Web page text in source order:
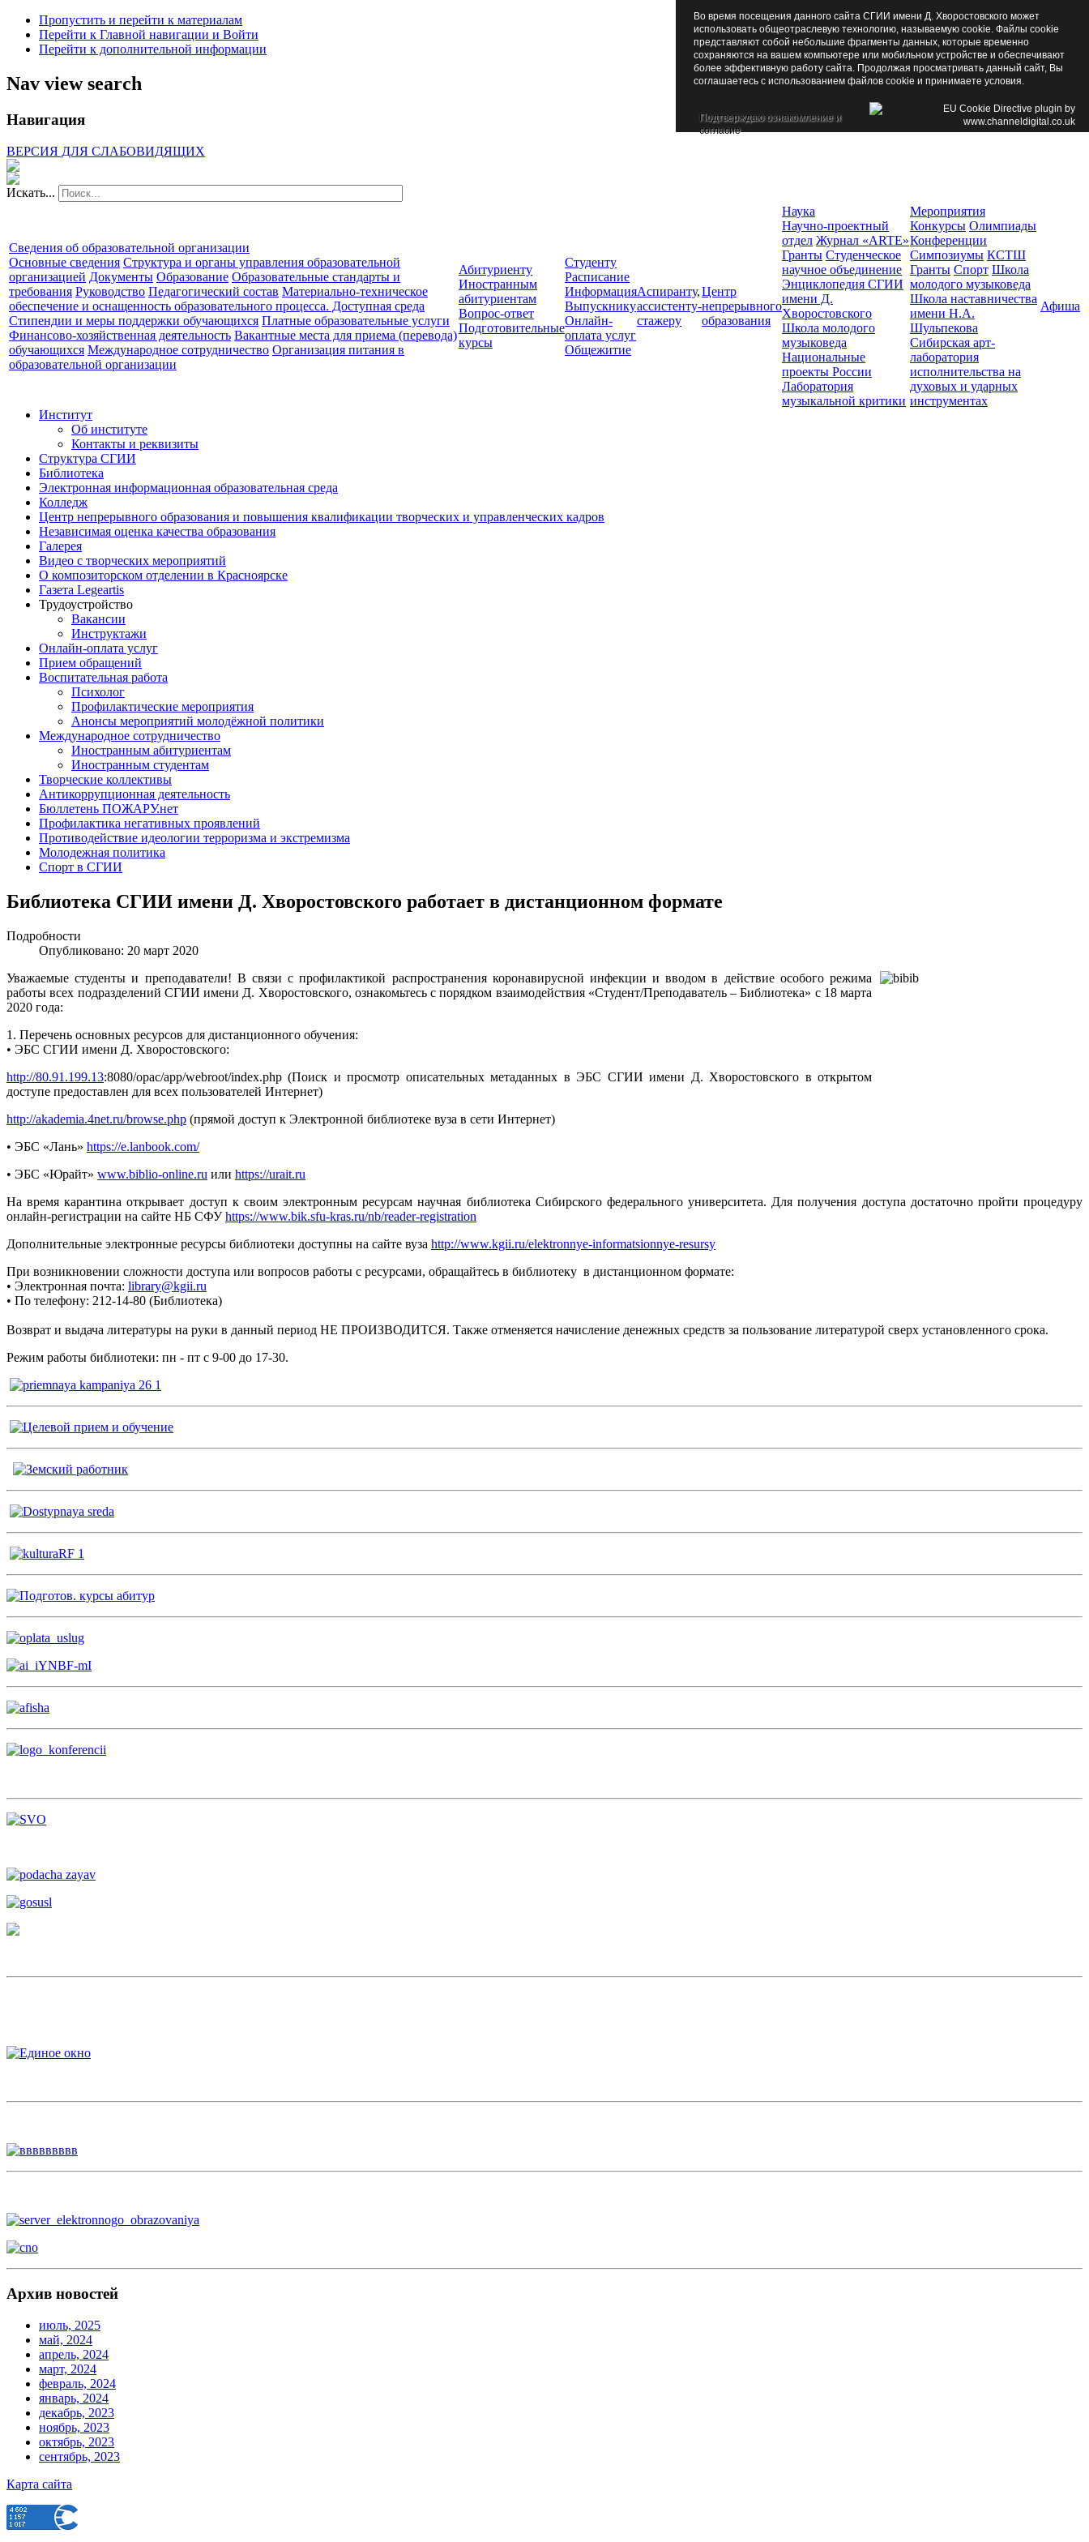
Пропустить и перейти к материалам
Перейти к Главной навигации и Войти
Перейти к дополнительной информации
Nav view search
Навигация
ВЕРСИЯ ДЛЯ СЛАБОВИДЯЩИХ
Искать...
Сведения об образовательной организации
Основные сведения Структура и органы управления образовательной
организацией Документы Образование Образовательные стандарты и
требования Руководство Педагогический состав Материально-техническое
обеспечение и оснащенность образовательного процесса. Доступная среда
Стипендии и меры поддержки обучающихся Платные образовательные услуги
Финансово-хозяйственная деятельность Вакантные места для приема (перевода)
обучающихся Международное сотрудничество Организация питания в
образовательной организации
Абитуриенту
Иностранным
абитуриентам
Вопрос-ответ
Подготовительные
курсы
Студенту
Расписание
Информация
Выпускнику
Онлайн-
оплата услуг
Общежитие
Аспиранту,
ассистенту-
стажеру
Центр
непрерывного
образования
Наука
Научно-проектный
отдел Журнал «ARTE»
Гранты Студенческое
научное объединение
Энциклопедия СГИИ
имени Д.
Хворостовского
Школа молодого
музыковеда
Национальные
проекты России
Лаборатория
музыкальной критики
Мероприятия
Конкурсы Олимпиады
Конференции
Симпозиумы КСТШ
Гранты Спорт Школа
молодого музыковеда
Школа наставничества
имени Н.А.
Шульпекова
Сибирская арт-
лаборатория
исполнительства на
духовых и ударных
инструментах
Афиша
Институт
Об институте
Контакты и реквизиты
Структура СГИИ
Библиотека
Электронная информационная образовательная среда
Колледж
Центр непрерывного образования и повышения квалификации творческих и управленческих кадров
Независимая оценка качества образования
Галерея
Видео с творческих мероприятий
О композиторском отделении в Красноярске
Газета Legeartis
Трудоустройство
Вакансии
Инструктажи
Онлайн-оплата услуг
Прием обращений
Воспитательная работа
Психолог
Профилактические мероприятия
Анонсы мероприятий молодёжной политики
Международное сотрудничество
Иностранным абитуриентам
Иностранным студентам
Творческие коллективы
Антикоррупционная деятельность
Бюллетень ПОЖАРУ.нет
Профилактика негативных проявлений
Противодействие идеологии терроризма и экстремизма
Молодежная политика
Спорт в СГИИ
Библиотека СГИИ имени Д. Хворостовского работает в дистанционном формате
Подробности
Опубликовано: 20 март 2020
Уважаемые студенты и преподаватели! В связи с профилактикой распространения коронавирусной инфекции и вводом в действие особого режима
работы всех подразделений СГИИ имени Д. Хворостовского, ознакомьтесь с порядком взаимодействия «Студент/Преподаватель – Библиотека» с 18 марта
2020 года:
1. Перечень основных ресурсов для дистанционного обучения:
• ЭБС СГИИ имени Д. Хворостовского:
http://80.91.199.13:8080/opac/app/webroot/index.php (Поиск и просмотр описательных метаданных в ЭБС СГИИ имени Д. Хворостовского в открытом
доступе предоставлен для всех пользователей Интернет)
http://akademia.4net.ru/browse.php (прямой доступ к Электронной библиотеке вуза в сети Интернет)
• ЭБС «Лань» https://e.lanbook.com/
• ЭБС «Юрайт» www.biblio-online.ru или https://urait.ru
На время карантина открывает доступ к своим электронным ресурсам научная библиотека Сибирского федерального университета. Для получения доступа достаточно пройти процедуру
онлайн-регистрации на сайте НБ СФУhttps://www.bik.sfu-kras.ru/nb/reader-registration
Дополнительные электронные ресурсы библиотеки доступны на сайте вуза http://www.kgii.ru/elektronnye-informatsionnye-resursy
При возникновении сложности доступа или вопросов работы с ресурсами, обращайтесь в библиотеку в дистанционном формате:
• Электронная почта: library@kgii.ru
• По телефону: 212-14-80 (Библиотека)
Возврат и выдача литературы на руки в данный период НЕ ПРОИЗВОДИТСЯ. Также отменяется начисление денежных средств за пользование литературой сверх установленного срока.
Режим работы библиотеки: пн - пт с 9-00 до 17-30.
Архив новостей
июль, 2025
май, 2024
апрель, 2024
март, 2024
февраль, 2024
январь, 2024
декабрь, 2023
ноябрь, 2023
октябрь, 2023
сентябрь, 2023
Карта сайта
Во время посещения данного сайта СГИИ имени Д. Хворостовского может
использовать общеотраслевую технологию, называемую cookie. Файлы cookie
представляют собой небольшие фрагменты данных, которые временно
сохраняются на вашем компьютере или мобильном устройстве и обеспечивают
более эффективную работу сайта. Продолжая просматривать данный сайт, Вы
соглашаетесь с использованием файлов cookie и принимаете условия.
Подтверждаю ознакомление и
согласие